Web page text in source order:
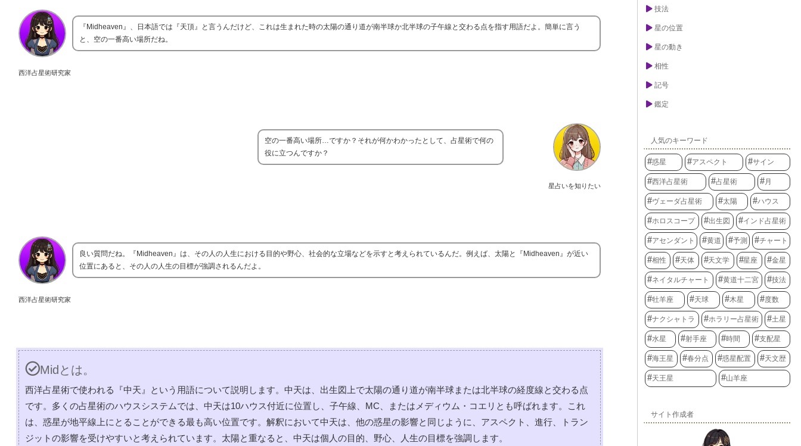
西洋占星術研究家
『Midheaven』、日本語では『天頂』と言うんだけど、これは生まれた時の太陽の通り道が南半球か北半球の子午線と交わる点を指す用語だよ。簡単に言う
と、空の一番高い場所だね。
星占いを知りたい
空の一番高い場所…ですか？それが何かわかったとして、占星術で何の
役に立つんですか？
西洋占星術研究家
良い質問だね。『Midheaven』は、その人の人生における目的や野心、社会的な立場などを示すと考えられているんだ。例えば、太陽と『Midheaven』が近い
位置にあると、その人の人生の目標が強調されるんだよ。
Midとは。
西洋占星術で使われる『中天』という用語について説明します。中天は、出生図上で太陽の通り道が南半球または北半球の経度線と交わる点
です。多くの占星術のハウスシステムでは、中天は10ハウス付近に位置し、子午線、MC、またはメディウム・コエリとも呼ばれます。これ
は、惑星が地平線上にとることができる最も高い位置です。解釈において中天は、他の惑星の影響と同じように、アスペクト、進行、トラン
ジットの影響を受けやすいと考えられています。太陽と重なると、中天は個人の目的、野心、人生の目標を強調します。
技法
星の位置
星の動き
相性
記号
鑑定
人気のキーワード
惑星 アスペクト サイン
西洋占星術 占星術 月
ヴェーダ占星術 太陽 ハウス
ホロスコープ 出生図 インド占星術
アセンダント 黄道 予測 チャート
相性 天体 天文学 星座 金星
ネイタルチャート 黄道十二宮 技法
牡羊座 天球 木星 度数
ナクシャトラ ホラリー占星術 土星
水星 射手座 時間 支配星
海王星 春分点 惑星配置 天文歴
天王星 山羊座
サイト作成者